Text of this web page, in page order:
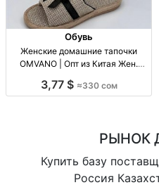
Обувь
Женские домашние тапочки
OMVANO | Опт из Китая Жен.
штук в уп. - 330 сом.
3,77 $ ≈330 сом
РЫНОК
Купить базу
Россия